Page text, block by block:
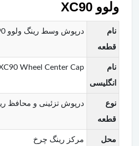
ولوو XC90
نام
قطعه
درپوش وسط رینگ ولوو XC90
نام
انگلیسی
Wheel Center Cap
نوع
قطعه
درپوش تزئینی و محافظ
محل
مرکز رینگ چرخ